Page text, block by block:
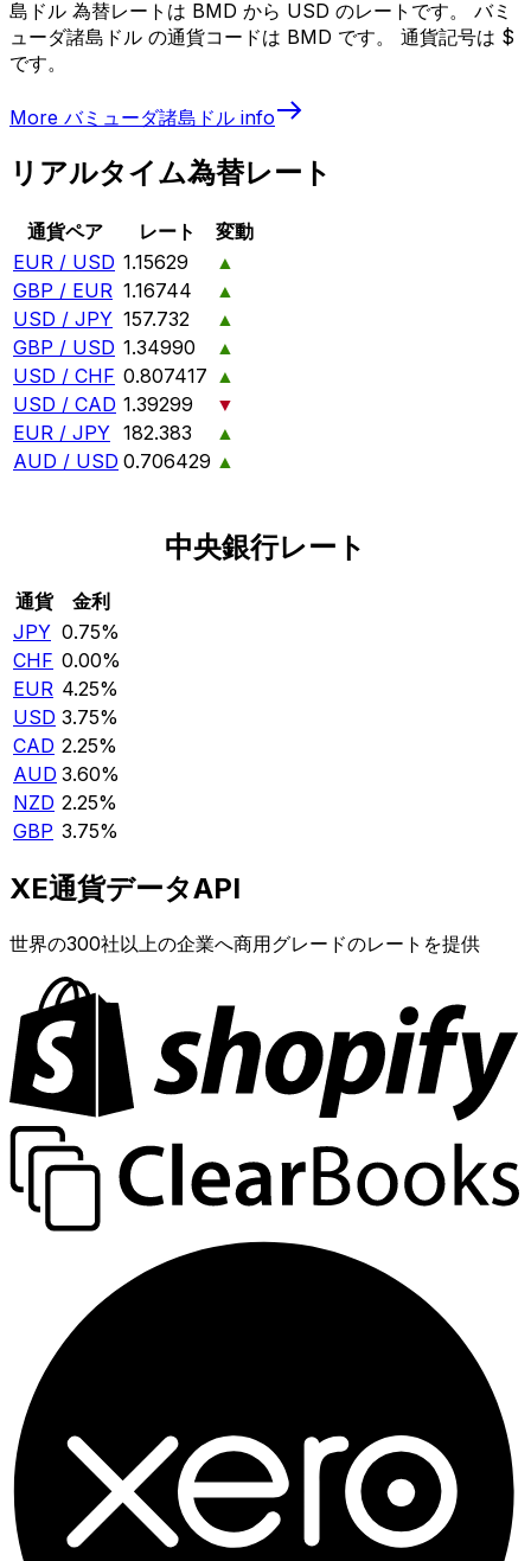
島ドル 為替レートは BMD から USD のレートです。 バミ
ューダ諸島ドル の通貨コードは BMD です。 通貨記号は $
です。
More バミューダ諸島ドル info
リアルタイム為替レート
通貨ペア レート
変動
EUR / USD 1.15629
▲
GBP / EUR 1.16744
▲
USD / JPY 157.732
▲
GBP / USD 1.34990
▲
USD / CHF 0.807417 ▲
USD / CAD 1.39299
▼
EUR / JPY 182.383
▲
AUD / USD 0.706429 ▲
中央銀行レート
通貨
金利
JPY 0.75%
CHF 0.00%
EUR 4.25%
USD 3.75%
CAD 2.25%
AUD 3.60%
NZD 2.25%
GBP 3.75%
XE通貨データAPI
世界の300社以上の企業へ商用グレードのレートを提供